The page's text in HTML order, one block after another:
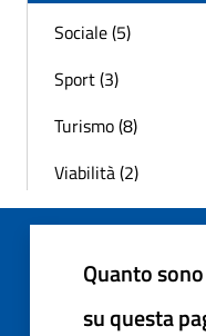
Sociale (5)
Sport (3)
Turismo (8)
Viabilità (2)
Quanto
su questa